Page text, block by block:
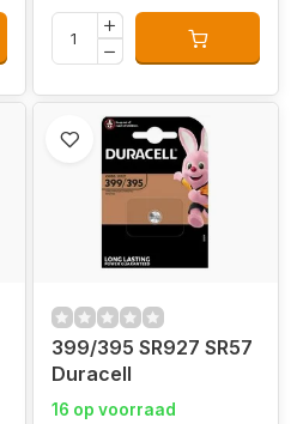
399/395 SR927 SR57
Duracell
16 op voorraad